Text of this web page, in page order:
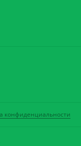
конфиденциальности